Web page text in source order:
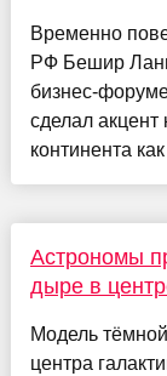
Временно
РФ Бешир
бизнес-
сделал
континента
Астрономы
дыре в
Модель
центра